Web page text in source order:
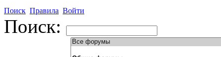
Поиск Правила Войти
Поиск: